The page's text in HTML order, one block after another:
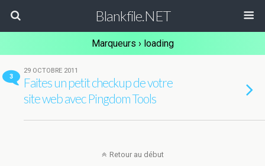
Blankfile.NET
Marqueurs › loading
3
29 OCTOBRE 2011
Faites un petit checkup de votre
site web avec Pingdom Tools
Retour au début